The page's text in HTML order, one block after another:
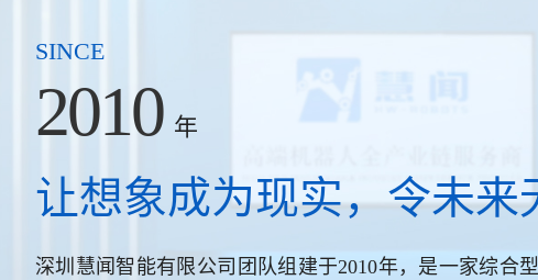
SINCE
2010 年
让想象成为现实，令未来
深圳慧闻智能有限公司团队组建于2010年，是一家综合